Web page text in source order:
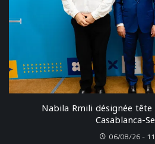
Nabila Rmili désignée
Casablanca-
06/08/26 -